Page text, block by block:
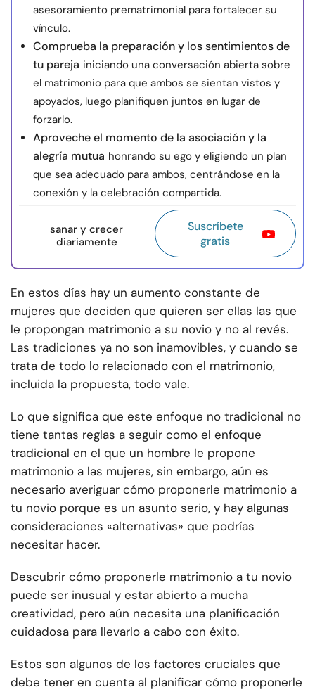
asesoramiento prematrimonial para fortalecer su
vínculo.
Comprueba la preparación y los sentimientos de
tu pareja iniciando una conversación abierta sobre
el matrimonio para que ambos se sientan vistos y
apoyados, luego planifiquen juntos en lugar de
forzarlo.
Aproveche el momento de la asociación y la
alegría mutua honrando su ego y eligiendo un plan
que sea adecuado para ambos, centrándose en la
conexión y la celebración compartida.
sanar y crecer
diariamente
Suscríbete
gratis
En estos días hay un aumento constante de
mujeres que deciden que quieren ser ellas las que
le propongan matrimonio a su novio y no al revés.
Las tradiciones ya no son inamovibles, y cuando se
trata de todo lo relacionado con el matrimonio,
incluida la propuesta, todo vale.
Lo que significa que este enfoque no tradicional no
tiene tantas reglas a seguir como el enfoque
tradicional en el que un hombre le propone
matrimonio a las mujeres, sin embargo, aún es
necesario averiguar cómo proponerle matrimonio a
tu novio porque es un asunto serio, y hay algunas
consideraciones «alternativas» que podrías
necesitar hacer.
Descubrir cómo proponerle matrimonio a tu novio
puede ser inusual y estar abierto a mucha
creatividad, pero aún necesita una planificación
cuidadosa para llevarlo a cabo con éxito.
Estos son algunos de los factores cruciales que
debe tener en cuenta al planificar cómo proponerle